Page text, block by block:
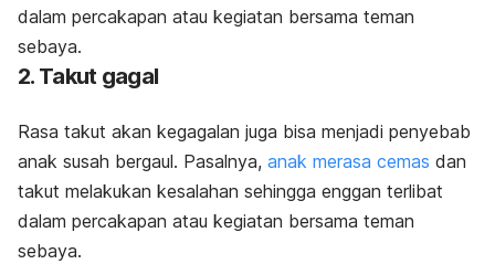
dalam percakapan atau kegiatan bersama teman
sebaya.
2. Takut gagal
Rasa takut akan kegagalan juga bisa menjadi penyebab
anak susah bergaul. Pasalnya, anak merasa cemas dan
takut melakukan kesalahan sehingga enggan terlibat
dalam percakapan atau kegiatan bersama teman
sebaya.